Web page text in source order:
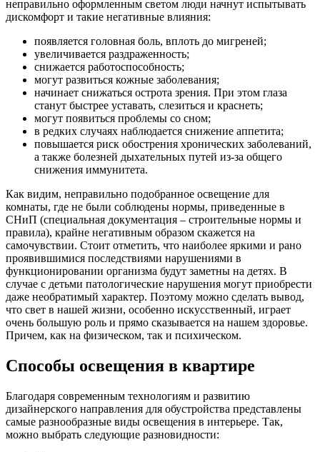
неправильно оформленным светом люди начнут испытывать
дискомфорт и такие негативные влияния:
появляется головная боль, вплоть до мигреней;
увеличивается раздраженность;
снижается работоспособность;
могут развиться кожные заболевания;
начинает снижаться острота зрения. При этом глаза
станут быстрее уставать, слезиться и краснеть;
могут появиться проблемы со сном;
в редких случаях наблюдается снижение аппетита;
повышается риск обострения хронических заболеваний,
а также болезней дыхательных путей из-за общего
снижения иммунитета.
Как видим, неправильно подобранное освещение для
комнаты, где не были соблюдены нормы, приведенные в
СНиП (специальная документация – строительные нормы и
правила), крайне негативным образом скажется на
самочувствии. Стоит отметить, что наиболее яркими и рано
проявившимися последствиями нарушениями в
функционировании организма будут заметны на детях. В
случае с детьми патологические нарушения могут приобрести
даже необратимый характер. Поэтому можно сделать вывод,
что свет в нашей жизни, особенно искусственный, играет
очень большую роль и прямо сказывается на нашем здоровье.
Причем, как на физическом, так и психическом.
Способы освещения в квартире
Благодаря современным технологиям и развитию
дизайнерского направления для обустройства представлены
самые разнообразные виды освещения в интерьере. Так,
можно выбрать следующие разновидности: